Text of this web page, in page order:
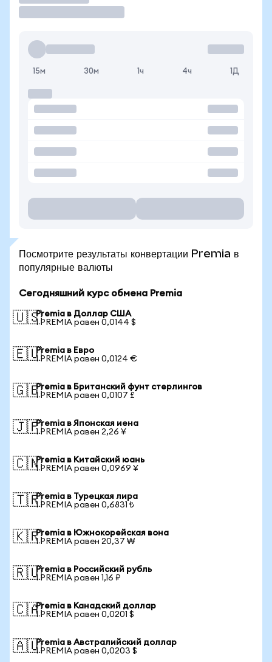
15м 30м 1ч 4ч 1Д
Посмотрите результаты конвертации Premia в
популярные валюты
Сегодняшний курс обмена Premia
🇺🇸Premia в Доллар США
1 PREMIA равен 0,0144 $
🇪🇺Premia в Евро
1 PREMIA равен 0,0124 €
🇬🇧Premia в Британский фунт стерлингов
1 PREMIA равен 0,0107 £
🇯🇵Premia в Японская иена
1 PREMIA равен 2,26 ¥
🇨🇳Premia в Китайский юань
1 PREMIA равен 0,0969 ¥
🇹🇷Premia в Турецкая лира
1 PREMIA равен 0,6831 ₺
🇰🇷Premia в Южнокорейская вона
1 PREMIA равен 20,37 ₩
🇷🇺Premia в Российский рубль
1 PREMIA равен 1,16 ₽
🇨🇦Premia в Канадский доллар
1 PREMIA равен 0,0201 $
🇦🇺Premia в Австралийский доллар
1 PREMIA равен 0,0203 $